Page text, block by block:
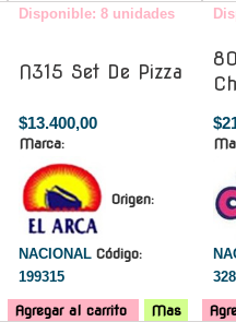
Disponible: 8 unidades
N315 Set De Pizza
$13.400,00
Marca:
Origen:
NACIONAL Código:
199315
Agregar al carrito Mas